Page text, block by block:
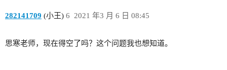
282141709 (小王) 2021 年3 月 6 日 08:45
6
思寒老师，现在得空了吗？这个问题我也想知道。